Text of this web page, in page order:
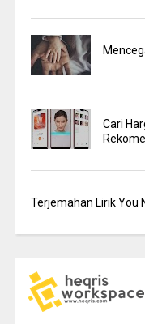
Cari
Terjemahan Lirik You